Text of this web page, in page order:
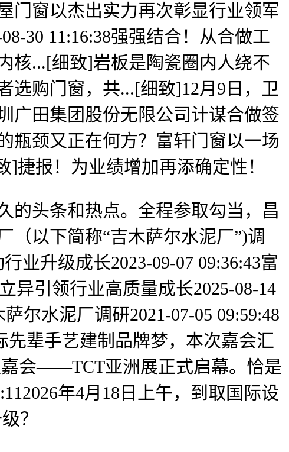
门窗以杰出实力再次彰显行业领军
30 11:16:38强强结合！从合做工
核...[细致]岩板是陶瓷圈内人绕不
选购门窗，共...[细致]12月9日，卫
广田集团股份无限公司计谋合做签
瓶颈又正在何方？富轩门窗以一场
捷报！为业绩增加再添确定性！
头条和热点。全程参取勾当，昌
（以下简称“吉木萨尔水泥厂”)调
业升级成长2023-09-07 09:36:43富
异引领行业高质量成长2025-08-14
尔水泥厂调研2021-07-05 09:59:48
辈手艺建制品牌梦，本次嘉会汇
嘉会——TCT亚洲展正式启幕。恰是
年4月18日上午，到取国际设
？